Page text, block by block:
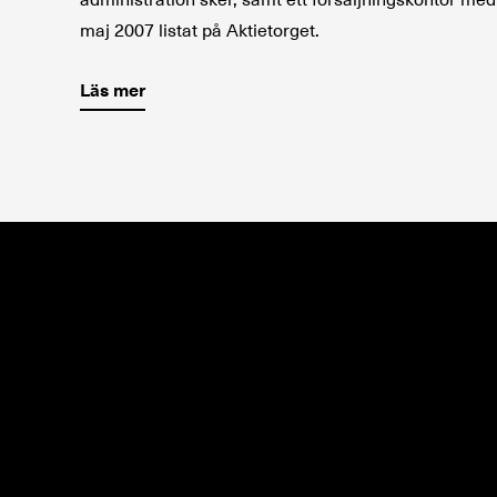
maj 2007 listat på Aktietorget.
Läs mer